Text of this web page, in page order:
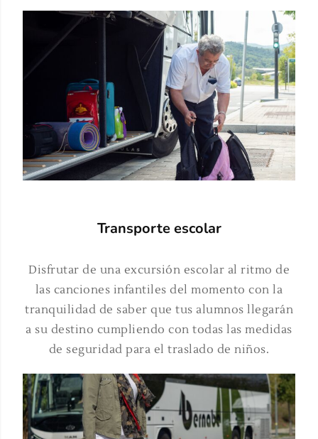
Transporte escolar
Disfrutar de una excursión escolar al ritmo de
las canciones infantiles del momento con la
tranquilidad de saber que tus alumnos llegarán
a su destino cumpliendo con todas las medidas
de seguridad para el traslado de niños.